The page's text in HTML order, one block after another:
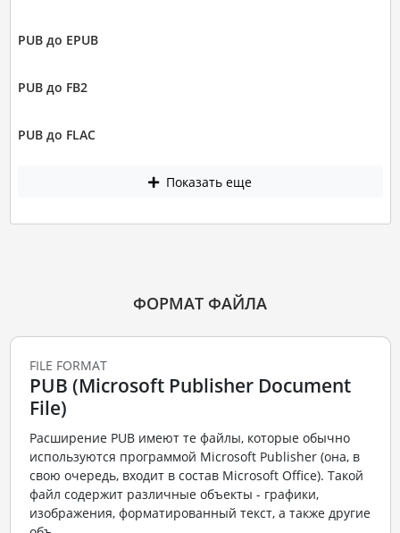
PUB до EPUB
PUB до FB2
PUB до FLAC
Показать еще
ФОРМАТ ФАЙЛА
FILE FORMAT
PUB (Microsoft Publisher Document
File)
Расширение PUB имеют те файлы, которые обычно
используются программой Microsoft Publisher (она, в
свою очередь, входит в состав Microsoft Office). Такой
файл содержит различные объекты - графики,
изображения, форматированный текст, а также другие